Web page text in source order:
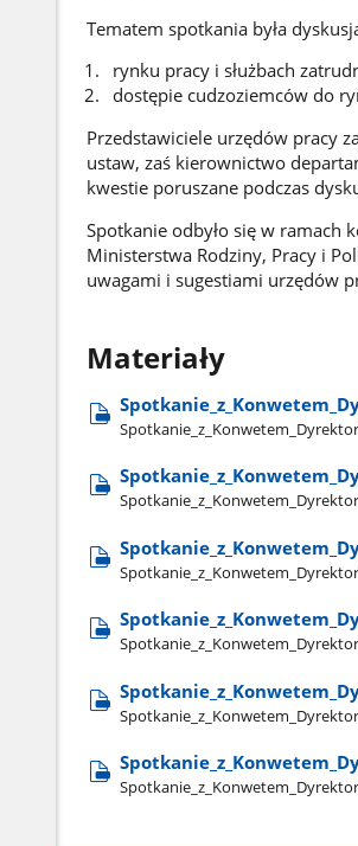
Tematem spotkania była
rynku pracy i służbach
dostępie cudzoziemców do
Przedstawiciele urzędów pracy
ustaw, zaś kierownictwo
kwestie poruszane podczas
Spotkanie odbyło się w ramach
Ministerstwa Rodziny, Pracy i
uwagami i sugestiami urzędów
Materiały